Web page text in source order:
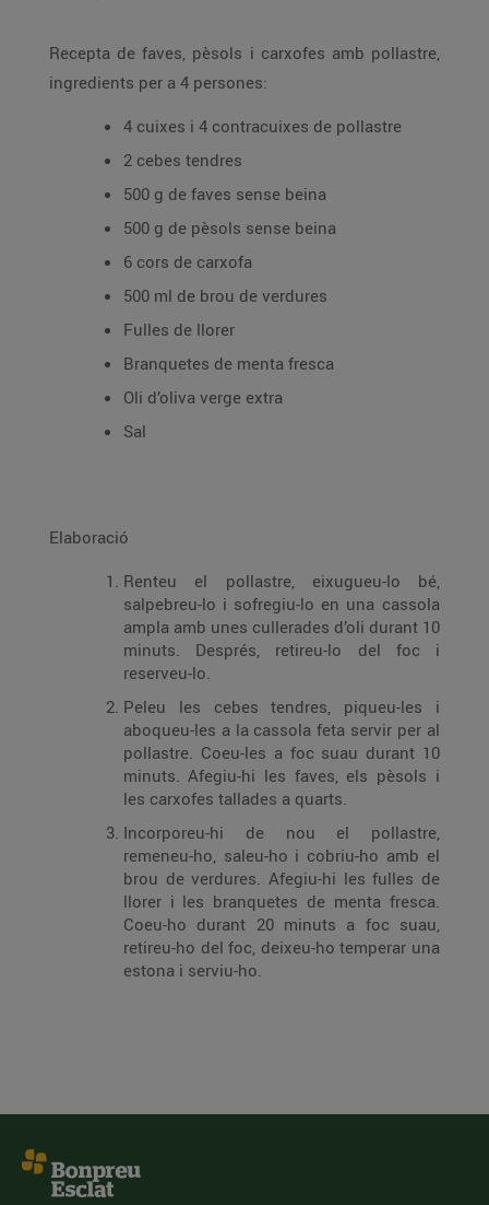
Recepta de faves, pèsols i carxofes amb pollastre,
ingredients per a 4 persones:
4 cuixes i 4 contracuixes de pollastre
2 cebes tendres
500 g de faves sense beina
500 g de pèsols sense beina
6 cors de carxofa
500 ml de brou de verdures
Fulles de llorer
Branquetes de menta fresca
Oli d’oliva verge extra
Sal
Elaboració
Renteu el pollastre, eixugueu-lo bé,
salpebreu-lo i sofregiu-lo en una cassola
ampla amb unes cullerades d’oli durant 10
minuts. Després, retireu-lo del foc i
reserveu-lo.
Peleu les cebes tendres, piqueu-les i
aboqueu-les a la cassola feta servir per al
pollastre. Coeu-les a foc suau durant 10
minuts. Afegiu-hi les faves, els pèsols i
les carxofes tallades a quarts.
Incorporeu-hi de nou el pollastre,
remeneu-ho, saleu-ho i cobriu-ho amb el
brou de verdures. Afegiu-hi les fulles de
llorer i les branquetes de menta fresca.
Coeu-ho durant 20 minuts a foc suau,
retireu-ho del foc, deixeu-ho temperar una
estona i serviu-ho.